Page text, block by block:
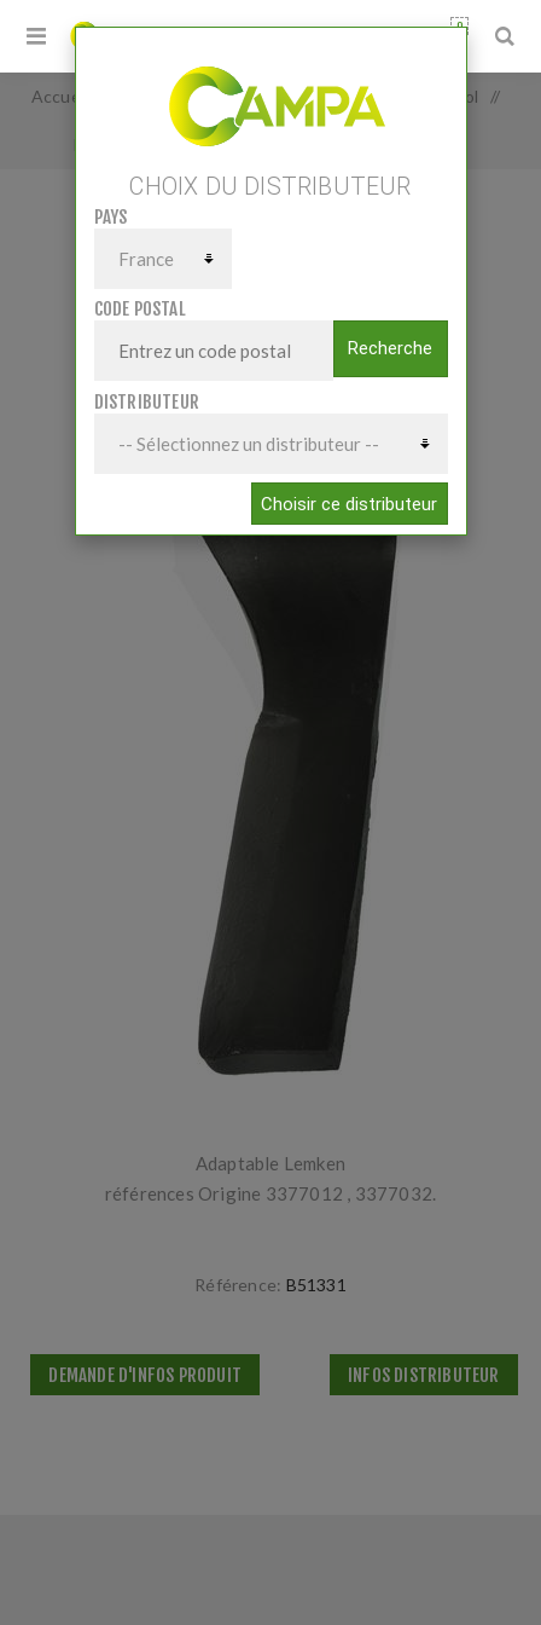
0
Accueil Pièces et accessoires / Pièces Travail du sol /
Herse rotative pièces-acc.
Adaptable Lemken
références Origine 3377012 , 3377032.
Référence: B51331
DEMANDE D'INFOS PRODUIT INFOS DISTRIBUTEUR
CHOIX DU DISTRIBUTEUR
PAYS
CODE POSTAL
Recherche
DISTRIBUTEUR
Choisir ce distributeur